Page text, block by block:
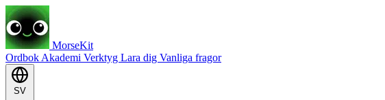
MorseKit
Ordbok Akademi Verktyg Lara dig Vanliga fragor